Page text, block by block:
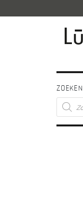
ZOEKEN
Producten
zoeken